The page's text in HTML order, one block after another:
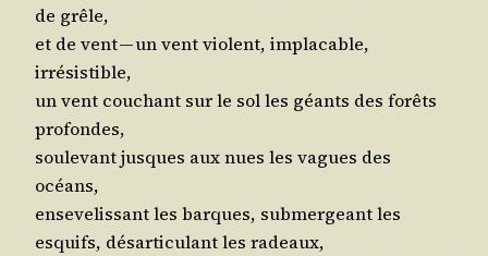
de grêle,
et de vent — un vent violent, impla­cable,
irrésistible,
un vent cou­chant sur le sol les géants des forêts
profondes,
sou­le­vant jusques aux nues les vagues des
océans,
ense­ve­lis­sant les barques, sub­mer­geant les
esquifs, désar­ti­cu­lant les radeaux,